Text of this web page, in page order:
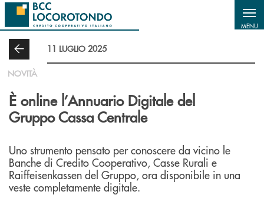
Salta al contenuto principale
MENU
11 LUGLIO 2025
NOVITÀ
È online l’Annuario Digitale del
Gruppo Cassa Centrale
Uno strumento pensato per conoscere da vicino le
Banche di Credito Cooperativo, Casse Rurali e
Raiffeisenkassen del Gruppo, ora disponibile in una
veste completamente digitale.